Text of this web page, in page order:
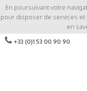
En poursuivant votre
pour disposer de services
en
+33 (0)1 53 00 90 90